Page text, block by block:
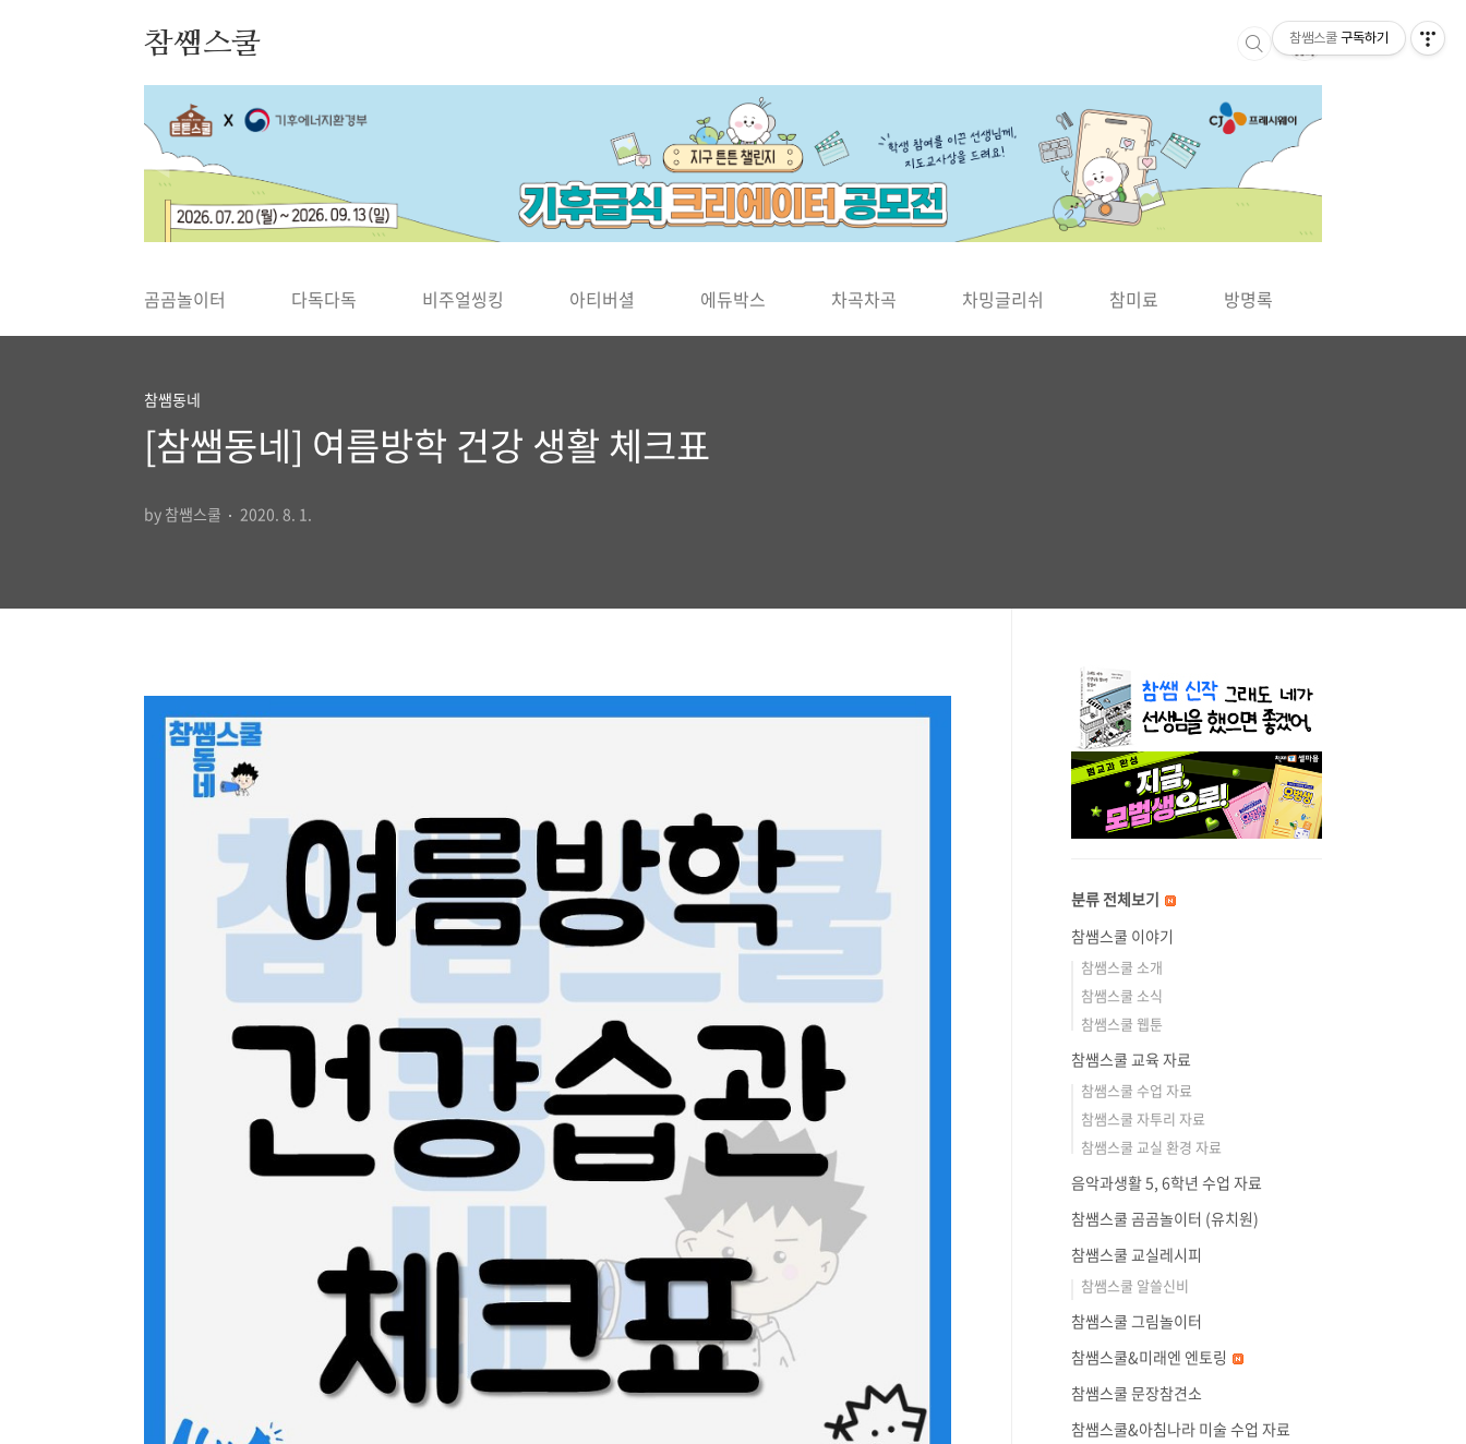
참쌤스쿨
◀
곰곰놀이터 다독다독 비주얼씽킹 아티버셜 에듀박스 차곡차곡 차밍글리쉬 참미료 방명록
참쌤동네
[참쌤동네] 여름방학 건강 생활 체크표
by 참쌤스쿨 2020. 8. 1.
분류 전체보기
참쌤스쿨 이야기
참쌤스쿨 소개
참쌤스쿨 소식
참쌤스쿨 웹툰
참쌤스쿨 교육 자료
참쌤스쿨 수업 자료
참쌤스쿨 자투리 자료
참쌤스쿨 교실 환경 자료
음악과생활 5, 6학년 수업 자료
참쌤스쿨 곰곰놀이터 (유치원)
참쌤스쿨 교실레시피
참쌤스쿨 알쓸신비
참쌤스쿨 그림놀이터
참쌤스쿨&미래엔 엔토링
참쌤스쿨 문장참견소
참쌤스쿨&아침나라 미술 수업 자료
참쌤스쿨 구독하기